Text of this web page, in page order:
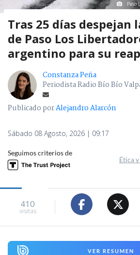
Paso
Tras 25 días despejan
de Paso Los
argentino para su
Constanza Peña
Periodista Radio Bío Bío
Publicado porAlejandro Alarcón
Sábado 08 Agosto, 2026 | 09:17
Seguimos criterios de
Ética
410
visitas
VER RESUMEN